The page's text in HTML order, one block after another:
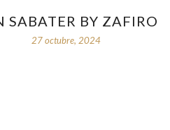
SABATER BY ZAFIRO
27 octubre, 2024